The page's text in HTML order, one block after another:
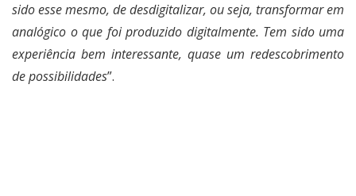
sido esse mesmo, de desdigitalizar, ou seja, transformar em
analógico o que foi produzido digitalmente. Tem sido uma
experiência bem interessante, quase um redescobrimento
de possibilidades”.